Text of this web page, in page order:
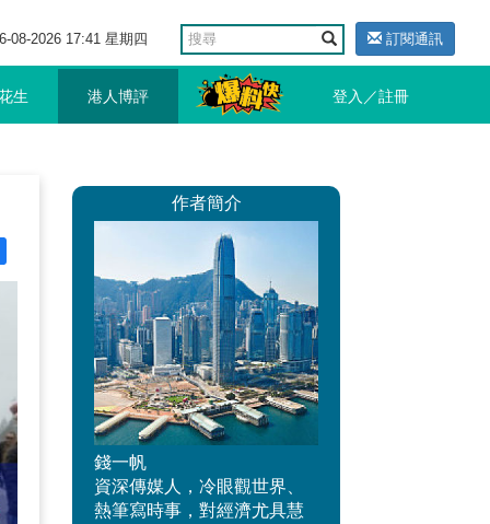
08-2026 17:41 星期四 訂閱通訊
生 港人博評 登入／註冊
作者簡介
錢一帆
資深傳媒人，冷眼觀世界、
熱筆寫時事，對經濟尤具慧